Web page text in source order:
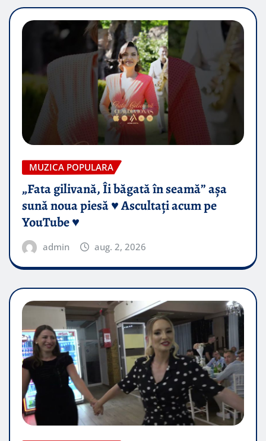
MUZICA POPULARA
„Fata gilivană, Îi băgată în seamă” așa
sună noua piesă ♥️ Ascultați acum pe
YouTube ♥️
admin aug. 2, 2026